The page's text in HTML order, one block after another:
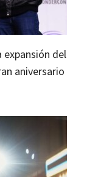
expansión del
aniversario